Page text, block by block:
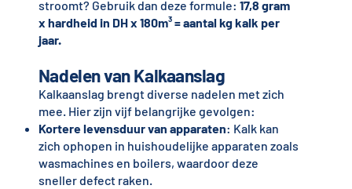
stroomt? Gebruik dan deze formule: 17,8 gram
x hardheid in DH x 180m³ = aantal kg kalk per
jaar.
Nadelen van Kalkaanslag
Kalkaanslag brengt diverse nadelen met zich
mee. Hier zijn vijf belangrijke gevolgen:
Kortere levensduur van apparaten: Kalk kan
zich ophopen in huishoudelijke apparaten zoals
wasmachines en boilers, waardoor deze
sneller defect raken.